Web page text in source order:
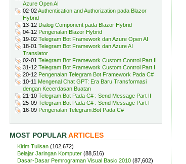
Azure Open AI
02-02Authentication and Authorization pada Blazor
Hybrid
13-12 Dialog Component pada Blazor Hybrid
04-12 Pengenalan Blazor Hybrid
19-02 Telegram Bot Framework dan Azure Open AI
18-01 Telegram Bot Framework dan Azure AI
Translator
02-01 Telegram Bot Framework Custom Control Part II
31-12 Telegram Bot Framework Custom Control Part I
20-12 Pengenalan Telegram Bot Framework Pada C#
10-11 Mengenal Chat GPT: Era Baru Transformasi
dengan Kecerdasan Buatan
21-10 Telegram.Bot Pada C# : Send Message Part II
25-09 Telegram.Bot Pada C# : Send Message Part I
16-09 Pengenalan Telegram.Bot Pada C#
MOST POPULARARTICLES
Kirim Tulisan (102,672)
Belajar Jaringan Komputer (88,516)
Dasar-Dasar Pemrograman Visual Basic 2010 (87,602)